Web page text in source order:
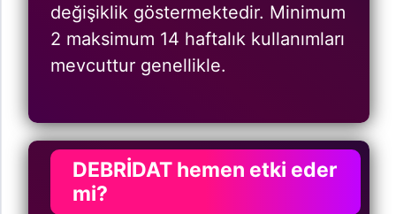
değişiklik göstermektedir. Minimum
2 maksimum 14 haftalık kullanımları
mevcuttur genellikle.
DEBRİDAT hemen etki eder
mi?